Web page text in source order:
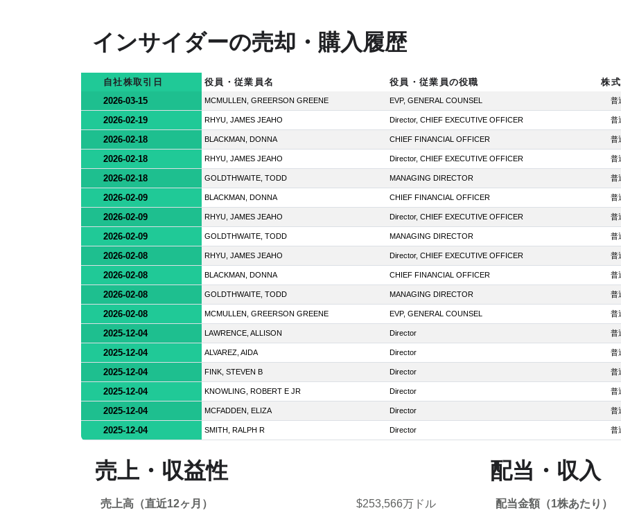
インサイダーの売却・購入履歴
自社株取引日 役員・従業員名 役員・従業員の役職 株
2026-03-15
MCMULLEN, GREERSON GREENE EVP, GENERAL COUNSEL 普
2026-02-19 RHYU, JAMES JEAHO Director, CHIEF EXECUTIVE OFFICER 普
2026-02-18 BLACKMAN, DONNA CHIEF FINANCIAL OFFICER 普
2026-02-18 RHYU, JAMES JEAHO Director, CHIEF EXECUTIVE OFFICER 普
2026-02-18 GOLDTHWAITE, TODD MANAGING DIRECTOR 普
2026-02-09 BLACKMAN, DONNA CHIEF FINANCIAL OFFICER 普
2026-02-09 RHYU, JAMES JEAHO Director, CHIEF EXECUTIVE OFFICER 普
2026-02-09 GOLDTHWAITE, TODD MANAGING DIRECTOR 普
2026-02-08 RHYU, JAMES JEAHO Director, CHIEF EXECUTIVE OFFICER 普
2026-02-08 BLACKMAN, DONNA CHIEF FINANCIAL OFFICER 普
2026-02-08 GOLDTHWAITE, TODD MANAGING DIRECTOR 普
2026-02-08 MCMULLEN, GREERSON GREENE EVP, GENERAL COUNSEL 普
2025-12-04 LAWRENCE, ALLISON Director 普
2025-12-04 ALVAREZ, AIDA Director 普
2025-12-04 FINK, STEVEN B Director 普
2025-12-04 KNOWLING, ROBERT E JR Director 普
2025-12-04 MCFADDEN, ELIZA Director 普
2025-12-04 SMITH, RALPH R Director 普
売上・収益性
売上高（直近12ヶ月） $253,566万ドル
配当・収入
配当金額（1株あたり）